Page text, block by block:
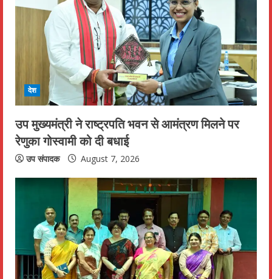
देश
उप मुख्यमंत्री ने राष्ट्रपति भवन से आमंत्रण मिलने पर
रेणुका गोस्वामी को दी बधाई
उप संपादक August 7, 2026